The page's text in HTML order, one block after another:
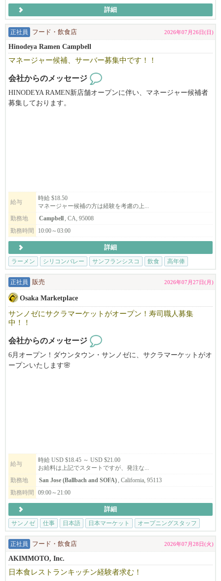
━━━━━━━━━━━━━━━━━━━━
飲食業を愛する人に、次の世界を。
ニューヨークで、ワイン片手にラーメンを食べる夫婦がいれば、
しゃぶしゃぶ、ラーメンを得意げに語るビジネスマンがシリコン
デリバリーのうどんは大人気。
日本食の可能性が、ここにはある。
その最先端を、EK FOOD SERVICESは走っています。
★日本での飲食経験4年以上必須となります。
※飲食店での転職先をお探しの方（日本・米国から）
※現状に満足を得られいない方
※休みが週休2日取れてない方
★日本での飲食経験が4年以上の方（日本でのアルバイト含む）
※米国在住者の方（在米就労資格をお持ちの方）
※ラーメン、しゃぶしゃぶ、うどん、焼き鳥の業態経験のある方
※ビザ代を負担して欲しい方
※90万円以上の月給を希望の方
※これからの大成長を共に進めたい方
※アメリカで1番の飲食店を作りたい方
※アメリカに日本の食文化を広めたい方
※生きた英語を学びたい方
※お陰様で、沢山の皆様からのお問い合わせ頂いております。
◆◇飲食店もそこで働くスタッフも正当に評価される環境
例えば、ラーメン１杯の値段ってどのくらいを想像しますか？
日本国内では​1,000円程度で食べられるお店もありますが、
アメリカでは​3000円前後が普通の値段！
海外旅行に行ってびっくりしてしまう人もいますよね。
それは、そのブランドやそこで働くスタッフに対するリスペクト
国内と比べる訳ではありませんが、そういった部分が大きく違う
様に感じます。
だからこそ、働くスタッフには給与などの部分でしっかりと還元
することができているんです！
詳細
正社員 フード・飲食店 2026年07月26日(日)
Hinodeya Ramen Campbell
マネージャー候補、サーバー募集中です！！
会社からのメッセージ
HINODEYA RAMEN新店舗オープンに伴い、マネージャー候補者
募集しております。
給与
時給 $18.50
マネージャー候補の方は経験を考慮の上...
勤務地
Campbell , CA, 95008
勤務時間
10:00～03:00
詳細
ラーメン
シリコンバレー サンフランシスコ 飲食 高年俸
正社員 販売 2026年07月27日(月)
Osaka Marketplace
サンノゼにサクラマーケットがオープン！寿司職人募集
中！！
会社からのメッセージ
6月オープン！ダウンタウン・サンノゼに、サクラマーケットがオ
ープンいたします🌸
ンクまで、大阪ならではの高品質な必需品もご用意しています！
新店舗で一緒に働きませんか？？
【San Jose 店】
184 S Market St, Suite 120
San Jose, CA 95113
Application Form : sakuramarketplace.com/jobs
Email : m.wada@osakamp.com
給与
時給 USD $18.45 ～ USD $21.00
お給料は上記でスタートですが、発注な...
勤務地
San Jose (Ballbach and SOFA), California, 95113
勤務時間
09:00～21:00
詳細
サンノゼ
仕事 日本語 日本マーケット オープニングスタッフ
正社員 フード・飲食店 2026年07月28日(火)
AKIMMOTO, Inc.
日本食レストランキッチン経験者求む！